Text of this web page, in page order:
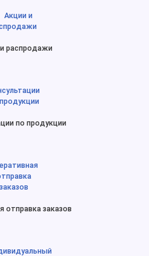
распродажи
по продукции
отправка заказов